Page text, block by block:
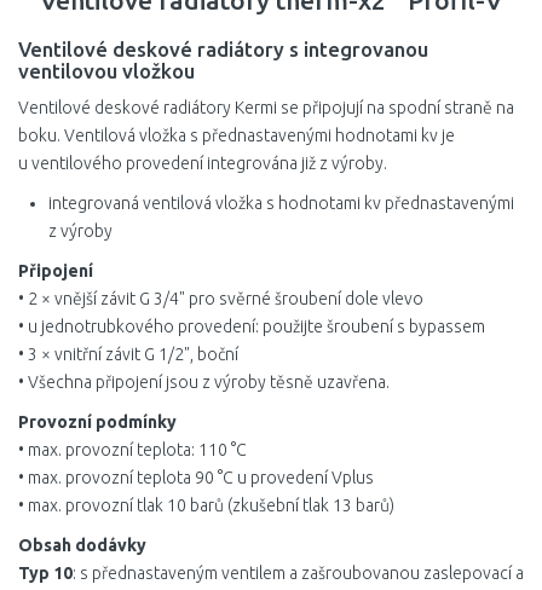
Ventilové deskové radiátory s integrovanou
ventilovou vložkou
Ventilové deskové radiátory Kermi se připojují na spodní straně na
boku. Ventilová vložka s přednastavenými hodnotami kv je
u ventilového provedení integrována již z výroby.
integrovaná ventilová vložka s hodnotami kv přednastavenými
z výroby
Připojení
• 2 × vnější závit G 3/4" pro svěrné šroubení dole vlevo
• u jednotrubkového provedení: použijte šroubení s bypassem
• 3 × vnitřní závit G 1/2", boční
• Všechna připojení jsou z výroby těsně uzavřena.
Provozní podmínky
• max. provozní teplota: 110 °C
• max. provozní teplota 90 °C u provedení Vplus
• max. provozní tlak 10 barů (zkušební tlak 13 barů)
Obsah dodávky
Typ 10: s přednastaveným ventilem a zašroubovanou zaslepovací a